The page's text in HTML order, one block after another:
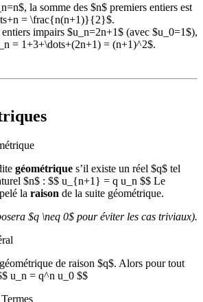
la somme des $n$ premiers entiers est
= \frac{n(n+1)}{2}$.
entiers impairs $u_n=2n+1$ (avec $u_0=1$),
= 1+3+\dots+(2n+1) = (n+1)^2$.
géométrique s’il existe un réel $q$ tel
$n$ : $$ u_{n+1} = q u_n $$ Le
la raison de la suite géométrique.
$q \neq 0$ pour éviter les cas triviaux).
de raison $q$. Alors pour tout
u_n = q^n u_0 $$